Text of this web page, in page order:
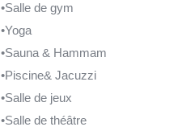
•Salle de gym
•Yoga
•Sauna & Hammam
•Piscine& Jacuzzi
•Salle de jeux
•Salle de théâtre